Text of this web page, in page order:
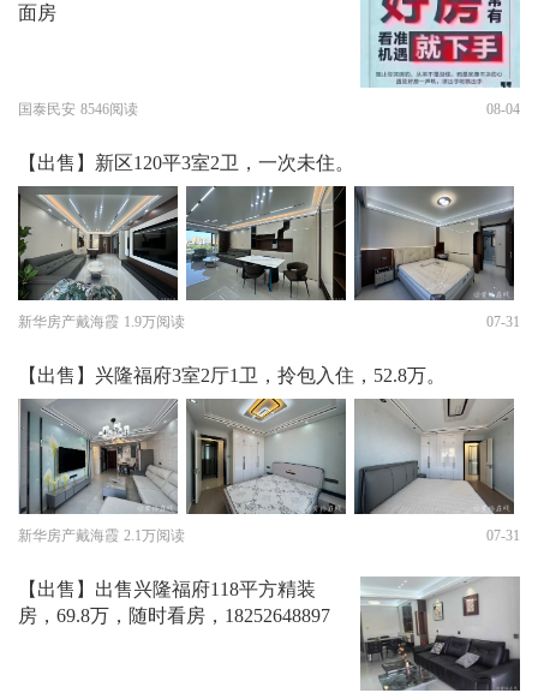
面房
国泰民安 8546阅读 08-04
【出售】新区120平3室2卫，一次未住。
新华房产戴海霞 1.9万阅读 07-31
【出售】兴隆福府3室2厅1卫，拎包入住，52.8万。
新华房产戴海霞 2.1万阅读 07-31
【出售】出售兴隆福府118平方精装
房，69.8万，随时看房，18252648897